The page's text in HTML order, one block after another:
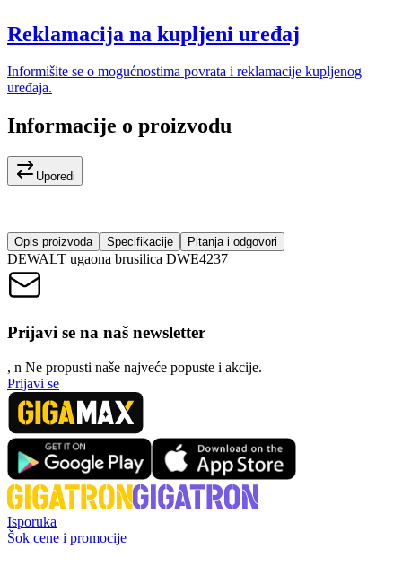
Reklamacija na kupljeni uređaj
Informišite se o mogućnostima povrata i reklamacije kupljenog
uređaja.
Informacije o proizvodu
Uporedi
Opis proizvoda Specifikacije Pitanja i odgovori
DEWALT ugaona brusilica DWE4237
Prijavi se na naš newsletter
, n Ne propusti naše najveće popuste i akcije.
Prijavi se
Isporuka
Šok cene i promocije